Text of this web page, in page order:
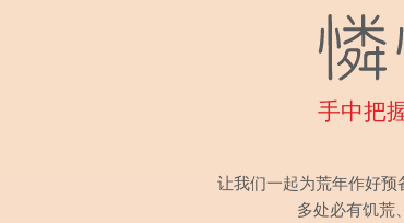
手中把
让我们一起为荒年作好
多处必有饥荒